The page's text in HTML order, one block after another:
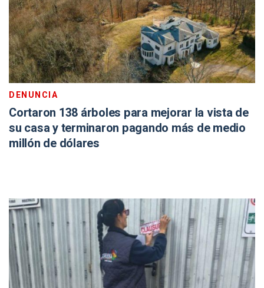
DENUNCIA
Cortaron 138 árboles para mejorar la vista de
su casa y terminaron pagando más de medio
millón de dólares